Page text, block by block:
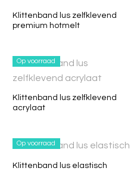
Klittenband lus zelfklevend
premium hotmelt
Op voorraad
Klittenband lus zelfklevend
acrylaat
Op voorraad
Klittenband lus elastisch